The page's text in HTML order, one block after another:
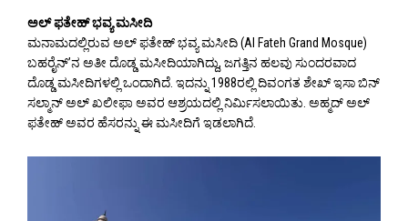
ಅಲ್ ಫತೇಹ್ ಭವ್ಯ ಮಸೀದಿ
ಮನಾಮದಲ್ಲಿರುವ ಅಲ್ ಫತೇಹ್ ಭವ್ಯ ಮಸೀದಿ (Al Fateh Grand Mosque)
ಬಹರೈನ್’ನ ಅತೀ ದೊಡ್ಡ ಮಸೀದಿಯಾಗಿದ್ದು, ಜಗತ್ತಿನ ಹಲವು ಸುಂದರವಾದ
ದೊಡ್ಡ ಮಸೀದಿಗಳಲ್ಲಿ ಒಂದಾಗಿದೆ. ಇದನ್ನು 1988ರಲ್ಲಿ ದಿವಂಗತ ಶೇಖ್ ಇಸಾ ಬಿನ್
ಸಲ್ಮಾನ್ ಅಲ್ ಖಲೀಫಾ ಅವರ ಆಶ್ರಯದಲ್ಲಿ ನಿರ್ಮಿಸಲಾಯಿತು. ಅಹ್ಮದ್ ಅಲ್
ಫತೇಹ್ ಅವರ ಹೆಸರನ್ನು ಈ ಮಸೀದಿಗೆ ಇಡಲಾಗಿದೆ.